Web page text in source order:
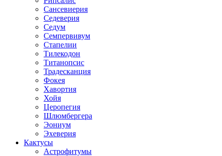
Сансевиерия
Седеверия
Седум
Семпервивум
Стапелии
Тилекодон
Титанопсис
Традесканция
Фокея
Хавортия
Хойя
Церопегия
Шлюмбергера
Эониум
Эхеверия
Кактусы
Астрофитумы